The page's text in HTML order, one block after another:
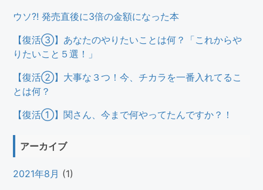
ウソ?! 発売直後に3倍の金額になった本
【復活③】あなたのやりたいことは何？「これからや
りたいこと５選！」
【復活②】大事な３つ！今、チカラを一番入れてるこ
とは何？
【復活①】関さん、今まで何やってたんですか？！
アーカイブ
2021年8月 (1)